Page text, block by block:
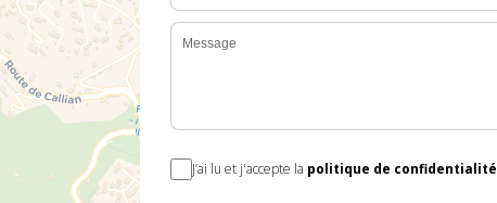
J’ai lu et j'accepte la politique de confidentialité